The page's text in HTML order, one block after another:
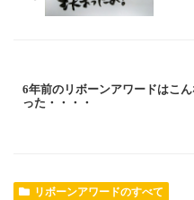
6年前のリボーンアワードはこ
った・・・・
リボーンアワードのすべて